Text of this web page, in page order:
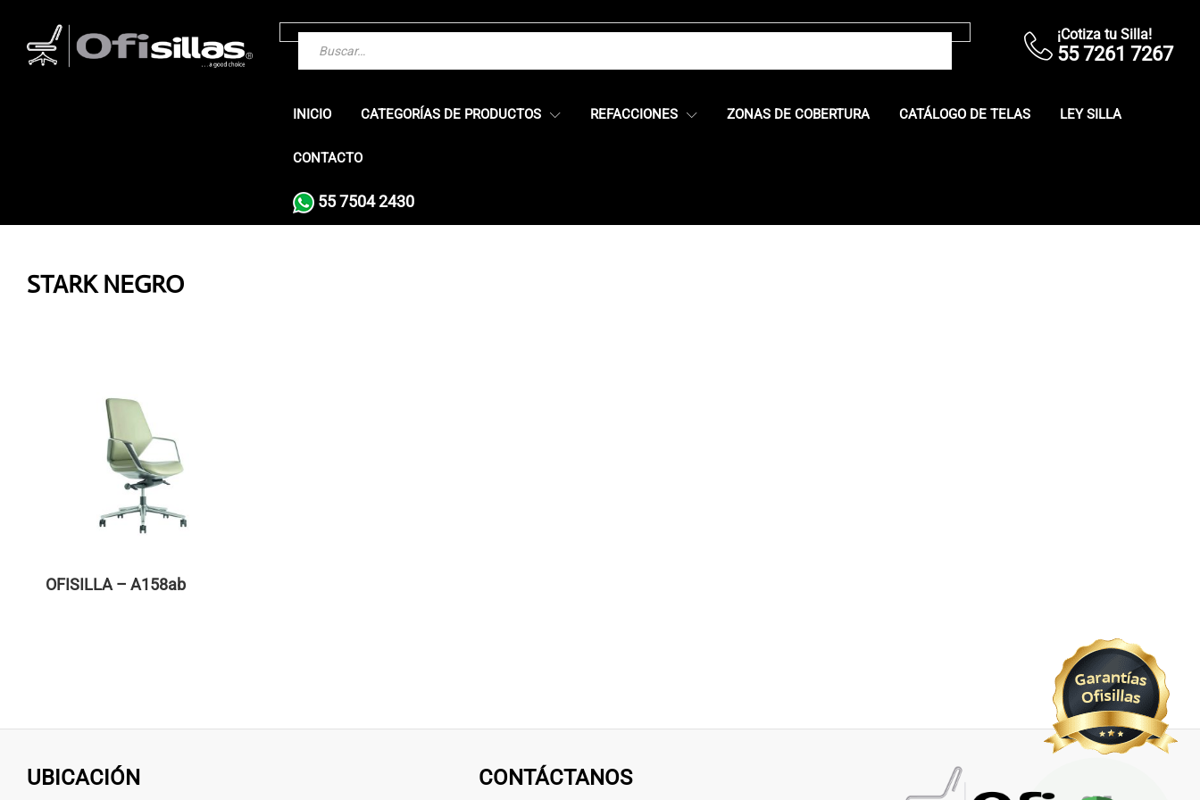
¡Cotiza tu Silla!
55 7261 7267
INICIO CATEGORÍAS DE PRODUCTOS REFACCIONES ZONAS DE COBERTURA CATÁLOGO DE TELAS LEY SILLA
CONTACTO
55 7504 2430
STARK NEGRO
OFISILLA – A158ab
UBICACIÓN CONTÁCTANOS